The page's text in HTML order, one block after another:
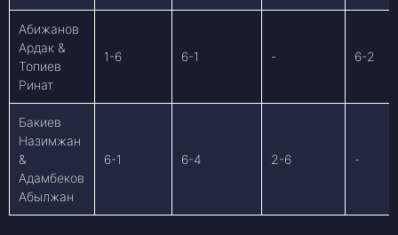
Абижанов
Ардак &
Топиев
Ринат
1-6 6-1 - 6-2
Бакиев
Назимжан
&
Адамбеков
Абылжан
6-1 6-4 2-6 -